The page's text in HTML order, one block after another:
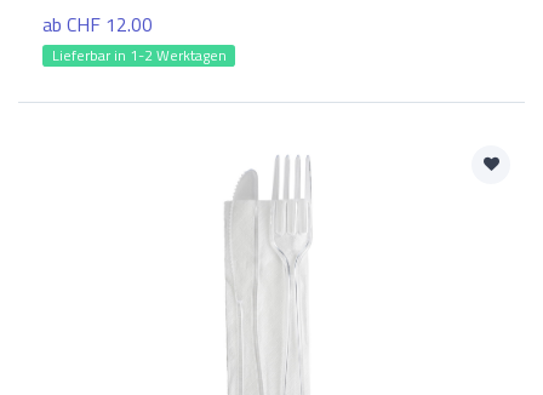
ab CHF 12.00
Lieferbar in 1-2 Werktagen